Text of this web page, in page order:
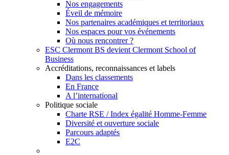
Nos engagements
Éveil de mémoire
Nos partenaires académiques et territoriaux
Nos espaces pour vos événements
Où nous rencontrer ?
ESC Clermont BS devient Clermont School of
Business
Accréditations, reconnaissances et labels
Dans les classements
En France
A l’international
Politique sociale
Charte RSE / Index égalité Homme-Femme
Diversité et ouverture sociale
Parcours adaptés
E2C